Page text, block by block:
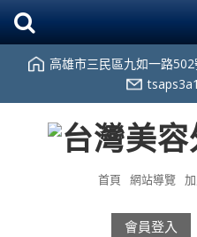
高雄市三民區九如一路
首頁 網站導覽
會員登入